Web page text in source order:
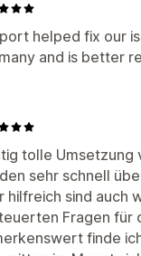
helped fix our
and is better
tolle Umsetzung
sehr schnell
hilfreich sind auch
Fragen für
finde